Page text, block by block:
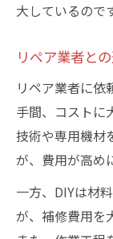
大しているので
リペア業者と
リペア業者に依
手間、コストに
技術や専用機材
が、費用が高め
一方、DIYは材
が、補修費用を